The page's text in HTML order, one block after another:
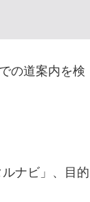
の道案内を検
ナビ」、目的